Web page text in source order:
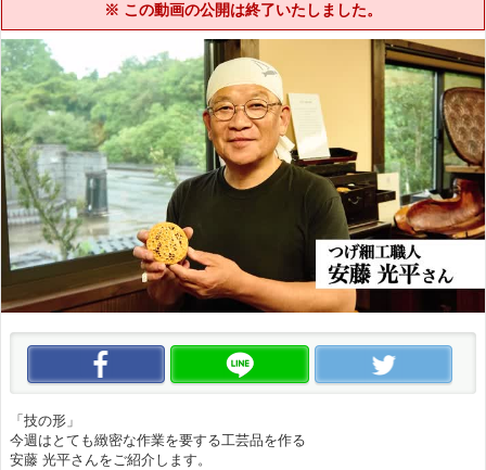
※ この動画の公開は終了いたしました。
この動画をいいね！ この動画をLINEで送る
「技の形」
今週はとても緻密な作業を要する工芸品を作る
安藤 光平さんをご紹介します。